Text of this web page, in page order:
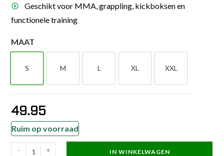
Geschikt voor MMA, grappling, kickboksen en
functionele training
MAAT
S M L XL XXL
49.95
Ruim op voorraad
- + IN WINKELWAGEN